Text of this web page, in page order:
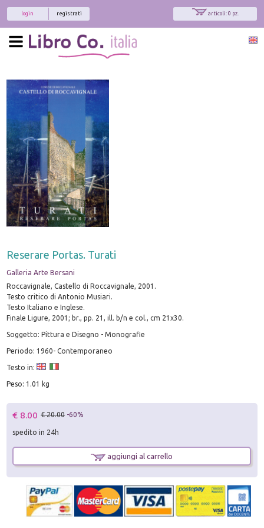
articoli: 0 pz.
registrati
login
Reserare Portas. Turati
Galleria Arte Bersani
Roccavignale, Castello di Roccavignale, 2001.
Testo critico di Antonio Musiari.
Testo Italiano e Inglese.
Finale Ligure, 2001; br., pp. 21, ill. b/n e col., cm 21x30.
Soggetto: Pittura e Disegno - Monografie
Periodo: 1960- Contemporaneo
Testo in:
Peso: 1.01 kg
€ 8.00 € 20.00 -60%
spedito in 24h
aggiungi al carrello